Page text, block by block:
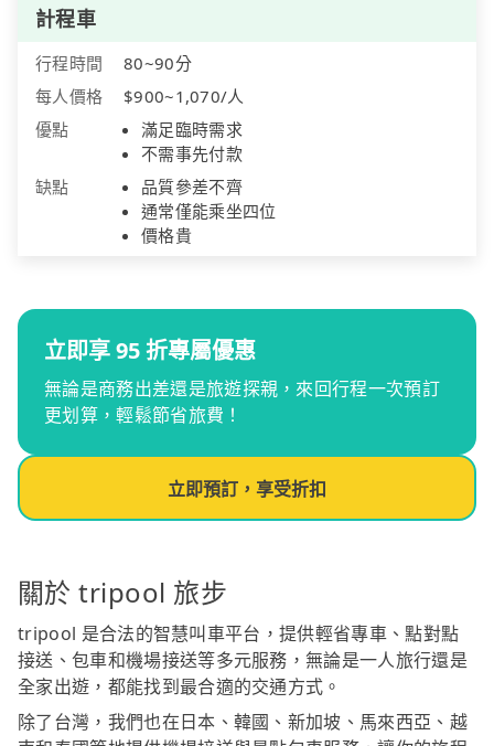
計程車
行程時間
80~90分
每人價格
$900~1,070/人
優點
滿足臨時需求
不需事先付款
缺點
品質參差不齊
通常僅能乘坐四位
價格貴
立即享 95 折專屬優惠
無論是商務出差還是旅遊探親，來回行程一次預訂
更划算，輕鬆節省旅費！
立即預訂，享受折扣
關於 tripool 旅步
tripool 是合法的智慧叫車平台，提供輕省專車、點對點
接送、包車和機場接送等多元服務，無論是一人旅行還是
全家出遊，都能找到最合適的交通方式。
除了台灣，我們也在日本、韓國、新加坡、馬來西亞、越